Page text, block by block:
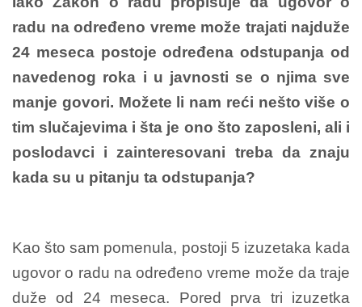
radu na određeno vreme može trajati najduže
24 meseca postoje određena odstupanja od
navedenog roka i u javnosti se o njima sve
manje govori. Možete li nam reći nešto više o
tim slučajevima i šta je ono što zaposleni, ali i
poslodavci i zainteresovani treba da znaju
kada su u pitanju ta odstupanja?
Kao što sam pomenula, postoji 5 izuzetaka kada
ugovor o radu na određeno vreme može da traje
duže od 24 meseca. Pored prva tri izuzetka